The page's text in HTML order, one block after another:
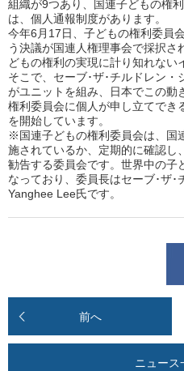
組織が9つあり、国連子どもの権
は、個人通報制度があります。
今年6月17日、子どもの権利委員
う決議が国連人権理事会で採択
どもの権利の実現に計り知れない
そこで、セーブ･ザ･チルドレン
がユニットを組み、日本でこの動
権利委員会に個人が申し立てでき
を開始しています。
※国連子どもの権利委員会は、国
施されているか、定期的に確認し
勧告する委員会です。世界中の子
なっており、委員長はセーブ･ザ･
Yanghee Lee氏です。
前へ
ニュース